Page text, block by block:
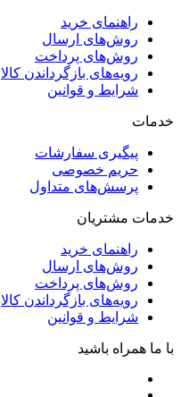
راهنمای خرید
روش‌های ارسال
روش‌های پرداخت
رویه‌های بازگرداندن کالا
شرایط و قوانین
خدمات
پیگیری سفارشات
حریم خصوصی
پرسش‌های متداول
خدمات مشتریان
راهنمای خرید
روش‌های ارسال
روش‌های پرداخت
رویه‌های بازگرداندن کالا
شرایط و قوانین
با ما همراه باشید